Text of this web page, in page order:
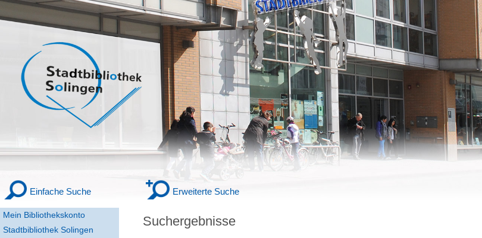
Mein Bibliothekskonto
Stadtbibliothek Solingen
Einfache Suche Erweiterte Suche
Suchergebnisse